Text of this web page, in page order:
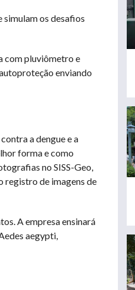
simulam os desafios
com pluviômetro e
enviando
a dengue e a
forma e como
no SISS-Geo,
registro de imagens de
A empresa ensinará
aegypti,